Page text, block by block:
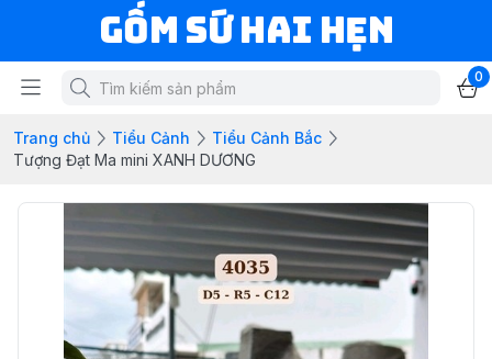
Gốm Sứ Hai Hẹn
0
Trang chủ Tiểu Cảnh
Tiểu Cảnh Bắc
Tượng Đạt Ma mini XANH DƯƠNG